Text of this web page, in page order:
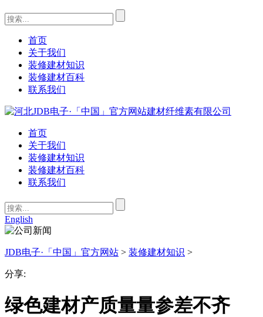
首页
关于我们
装修建材知识
装修建材百科
联系我们
首页
关于我们
装修建材知识
装修建材百科
联系我们
English
JDB电子·「中国」官方网站 > 装修建材知识 >
分享:
绿色建材产质量量参差不齐